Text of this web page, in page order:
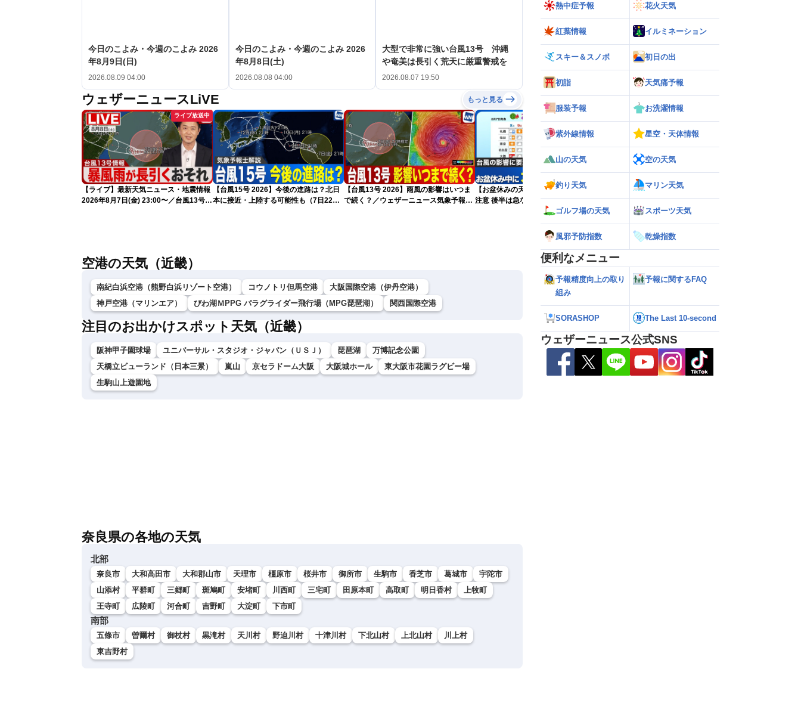
今日のこよみ・今週のこよみ 2026
年8月9日(日)
2026.08.09 04:00
今日のこよみ・今週のこよみ 2026
年8月8日(土)
2026.08.08 04:00
大型で非常に強い台風13号 沖縄
や奄美は長引く荒天に厳重警戒を
2026.08.07 19:50
ウェザーニュースLiVE もっと見る
ライブ放送中
【ライブ】最新天気ニュース・地震情報
2026年8月7日(金) 23:00〜／台風13号の
【台風15号 2026】今後の進路は？北日
本に接近・上陸する可能性も（7日22時
【台風13号 2026】雨風の影響はいつま
で続く？／ウェザーニュース気象予報士
【お盆休みの天気2026】台風の影響に要
注意 後半は急な雷雨の心配も
【ゲリラ雷雨】長野県で1時間に約
100mmの猛烈な雨／気象防災速報・記
録的短時間大雨
空港の天気（近畿）
南紀白浜空港（熊野白浜リゾート空港） コウノトリ但馬空港
大阪国際空港（伊丹空港）
神戸空港（マリンエア）
びわ湖ＭPPG パラグライダー飛行場（MPG琵琶湖） 関西国際空港
注目のお出かけスポット天気（近畿）
阪神甲子園球場 ユニバーサル・スタジオ・ジャパン（ＵＳＪ） 琵琶湖
万博記念公園
天橋立ビューランド（日本三景）
嵐山 京セラドーム大阪 大阪城ホール
東大阪市花園ラグビー場
生駒山上遊園地
奈良県の各地の天気
北部
奈良市 大和高田市 大和郡山市 天理市 橿原市 桜井市 御所市 生駒市 香芝市 葛城市
宇陀市
山添村
平群町 三郷町 斑鳩町 安堵町 川西町 三宅町 田原本町 高取町 明日香村
上牧町
王寺町
広陵町 河合町 吉野町 大淀町 下市町
南部
五條市 曽爾村 御杖村 黒滝村 天川村 野迫川村 十津川村 下北山村 上北山村
川上村
東吉野村
熱中症予報 花火天気
紅葉情報 イルミネーション
スキー＆スノボ 初日の出
初詣 天気痛予報
服装予報 お洗濯情報
紫外線情報 星空・天体情報
山の天気 空の天気
釣り天気 マリン天気
ゴルフ場の天気 スポーツ天気
風邪予防指数 乾燥指数
便利なメニュー
予報精度向上の取り
組み
予報に関するFAQ
SORASHOP The Last 10-second
ウェザーニュース公式SNS